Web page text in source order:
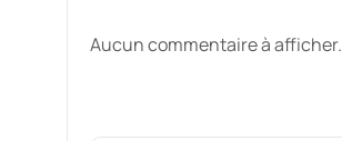
Aucun commentaire à afficher.